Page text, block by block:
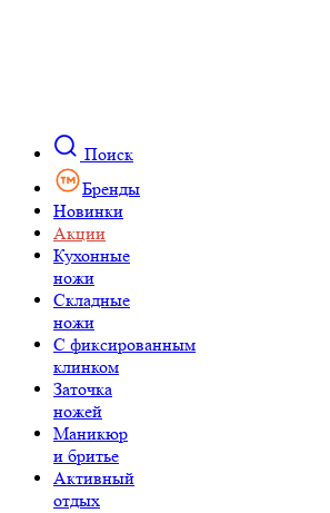
Поиск
Бренды
Новинки
Акции
Кухонные
ножи
Складные
ножи
C фиксированным
клинком
Заточка
ножей
Маникюр
и бритье
Активный
отдых